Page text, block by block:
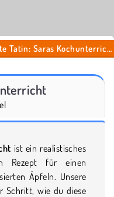
ist ein realistisches
Rezept für einen
Äpfeln. Unsere
Schritt, wie du diese